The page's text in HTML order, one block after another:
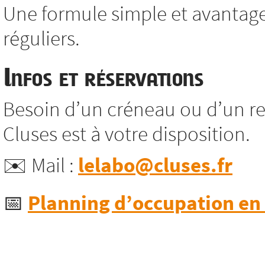
Une formule simple et
réguliers.
Infos et réservations
Besoin d’un créneau ou d’un
Cluses est à votre disposition.
✉️ Mail : lelabo@cluses.fr
📅 Planning d’occupation